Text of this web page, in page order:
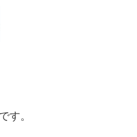
す。